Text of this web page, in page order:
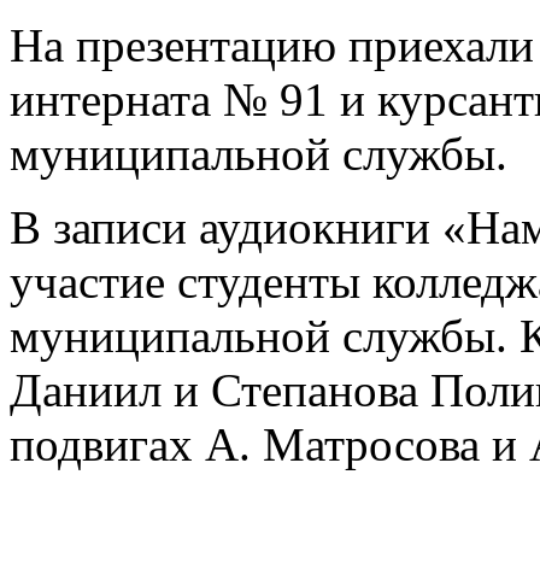
На презентацию
интерната № 91 и
муниципальной службы.
В записи аудиокниги
участие студенты
муниципальной службы.
Даниил и Степанова
подвигах А. Матросова и